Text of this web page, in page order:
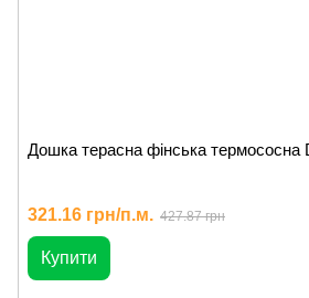
Дошка терасна фінська термососна
321.16 грн/п.м. 427.87 грн
Купити